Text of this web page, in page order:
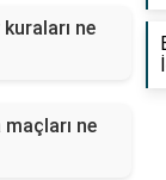
ne
ne